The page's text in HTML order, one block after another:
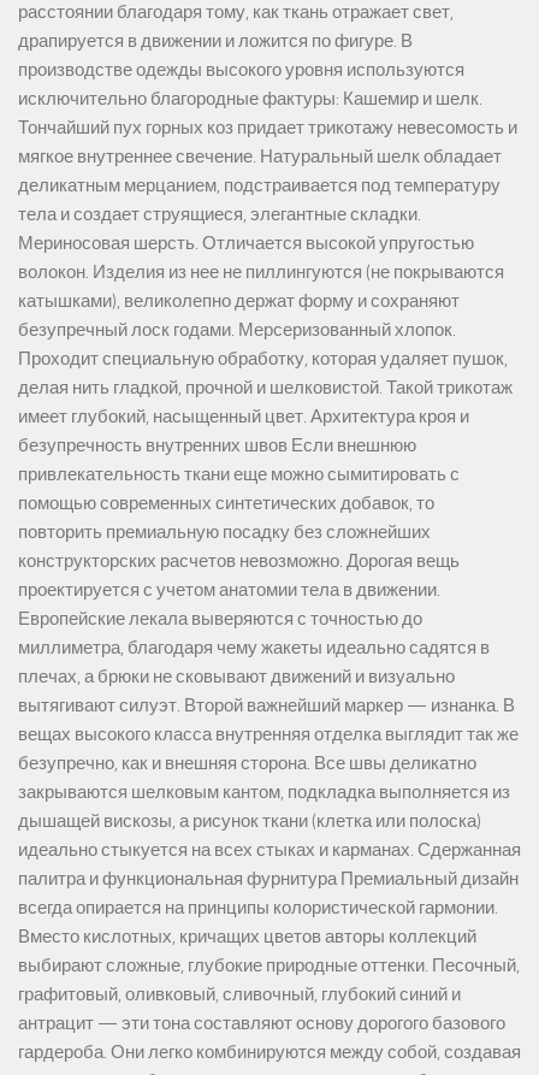
расстоянии благодаря тому, как ткань отражает свет,
драпируется в движении и ложится по фигуре. В
производстве одежды высокого уровня используются
исключительно благородные фактуры: Кашемир и шелк.
Тончайший пух горных коз придает трикотажу невесомость и
мягкое внутреннее свечение. Натуральный шелк обладает
деликатным мерцанием, подстраивается под температуру
тела и создает струящиеся, элегантные складки.
Мериносовая шерсть. Отличается высокой упругостью
волокон. Изделия из нее не пиллингуются (не покрываются
катышками), великолепно держат форму и сохраняют
безупречный лоск годами. Мерсеризованный хлопок.
Проходит специальную обработку, которая удаляет пушок,
делая нить гладкой, прочной и шелковистой. Такой трикотаж
имеет глубокий, насыщенный цвет. Архитектура кроя и
безупречность внутренних швов Если внешнюю
привлекательность ткани еще можно сымитировать с
помощью современных синтетических добавок, то
повторить премиальную посадку без сложнейших
конструкторских расчетов невозможно. Дорогая вещь
проектируется с учетом анатомии тела в движении.
Европейские лекала выверяются с точностью до
миллиметра, благодаря чему жакеты идеально садятся в
плечах, а брюки не сковывают движений и визуально
вытягивают силуэт. Второй важнейший маркер — изнанка. В
вещах высокого класса внутренняя отделка выглядит так же
безупречно, как и внешняя сторона. Все швы деликатно
закрываются шелковым кантом, подкладка выполняется из
дышащей вискозы, а рисунок ткани (клетка или полоска)
идеально стыкуется на всех стыках и карманах. Сдержанная
палитра и функциональная фурнитура Премиальный дизайн
всегда опирается на принципы колористической гармонии.
Вместо кислотных, кричащих цветов авторы коллекций
выбирают сложные, глубокие природные оттенки. Песочный,
графитовый, оливковый, сливочный, глубокий синий и
антрацит — эти тона составляют основу дорогого базового
гардероба. Они легко комбинируются между собой, создавая